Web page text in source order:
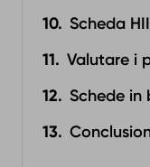
Scheda
Valutare i
Schede in